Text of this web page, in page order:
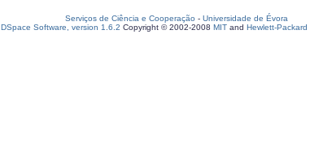
Serviços de Ciência e Cooperação - Universidade de Évora
DSpace Software, version 1.6.2 Copyright © 2002-2008 MIT and Hewlett-Packard